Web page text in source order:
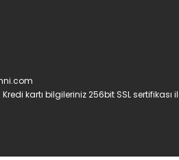
Kredi kartı bilgileriniz 256bit SSL